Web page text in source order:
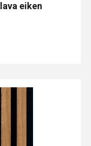
eiken